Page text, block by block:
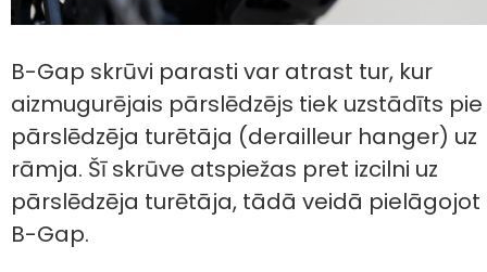
B-Gap skrūvi parasti var atrast tur, kur
aizmugurējais pārslēdzējs tiek uzstādīts pie
pārslēdzēja turētāja (derailleur hanger) uz
rāmja. Šī skrūve atspiežas pret izcilni uz
pārslēdzēja turētāja, tādā veidā pielāgojot
B-Gap.